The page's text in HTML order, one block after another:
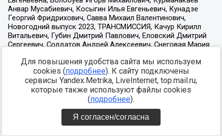
Для повышения удобства сайта мы используем
cookies (подробнее). К сайту подключены
сервисы Yandex.Metrika, LiveInternet, top.mail.ru,
которые также используют файлы cookies
(подробнее).
Я согласен/согласна